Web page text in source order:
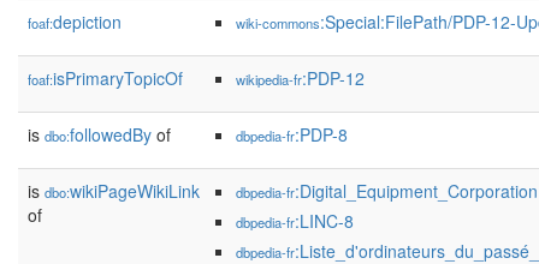
foaf:depiction wiki-commons:Special:FilePath/PDP-12-
foaf:isPrimaryTopicOf wikipedia-fr:PDP-12
is dbo:followedBy of dbpedia-fr:PDP-8
is dbo:wikiPageWikiLink
of
dbpedia-fr:Digital_Equipment_Corporation
dbpedia-fr:LINC-8
dbpedia-fr